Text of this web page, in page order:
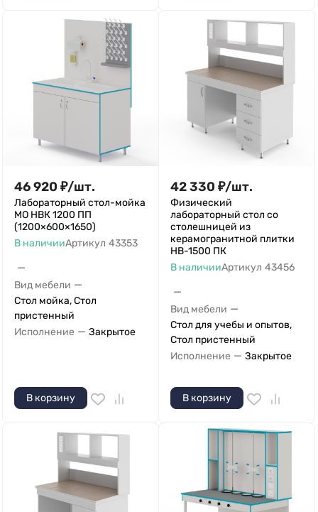
46 920 ₽/шт.
Лабораторный стол-мойка
МО НВК 1200 ПП
(1200×600×1650)
В наличииАртикул 43353
—
Вид мебели —
Стол мойка, Стол
пристенный
Исполнение — Закрытое
В корзину
42 330 ₽/шт.
Физический
лабораторный стол со
столешницей из
керамогранитной плитки
НВ-1500 ПК
В наличииАртикул 43456
—
Вид мебели —
Стол для учебы и опытов,
Стол пристенный
Исполнение — Закрытое
В корзину